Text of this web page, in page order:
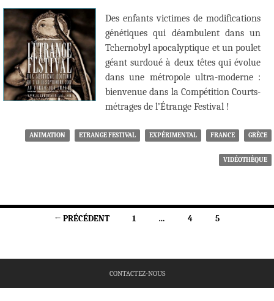
Des enfants victimes de modifications
génétiques qui déambulent dans un
Tchernobyl apocalyptique et un poulet
géant surdoué à deux têtes qui évolue
dans une métropole ultra-moderne :
bienvenue dans la Compétition Courts-
métrages de l’Étrange Festival !
ANIMATION ETRANGE FESTIVAL EXPÉRIMENTAL FRANCE GRÈCE
VIDÉOTHÈQUE
Navigation← PRÉCÉDENT 1 … 4 5
CONTACTEZ-NOUS